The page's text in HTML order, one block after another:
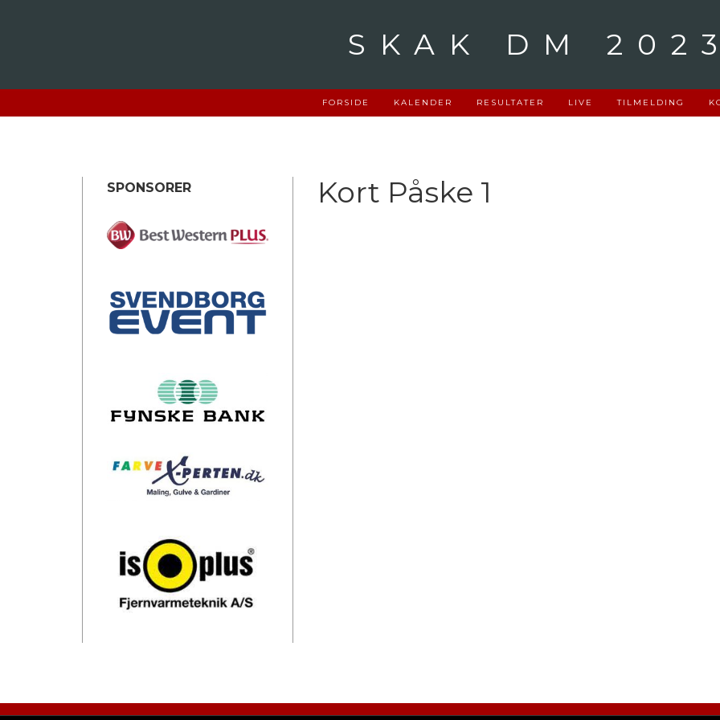
SKAK DM 2023
FORSIDE KALENDER RESULTATER LIVE TILMELDING
SPONSORER Kort Påske 1